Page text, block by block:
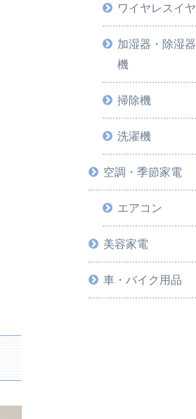
ワイヤレスイ
加湿器・除湿
機
掃除機
洗濯機
空調・季節家電
エアコン
美容家電
車・バイク用品